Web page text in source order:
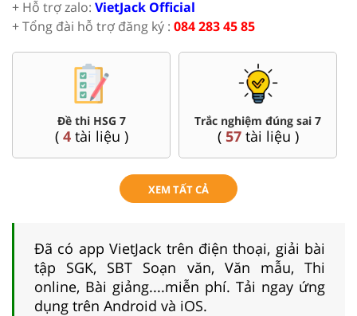
+ Hỗ trợ zalo: VietJack Official
+ Tổng đài hỗ trợ đăng ký : 084 283 45 85
Đề thi HSG 7
( 4tài liệu )
Trắc nghiệm đúng sai 7
( 57tài liệu )
XEM TẤT CẢ
Đã có app VietJack trên điện thoại, giải bài
tập SGK, SBT Soạn văn, Văn mẫu, Thi
online, Bài giảng....miễn phí. Tải ngay ứng
dụng trên Android và iOS.